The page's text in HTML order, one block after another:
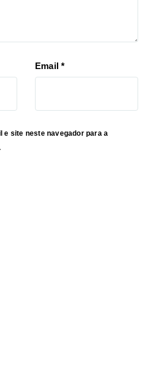
Email*
e site neste navegador para a